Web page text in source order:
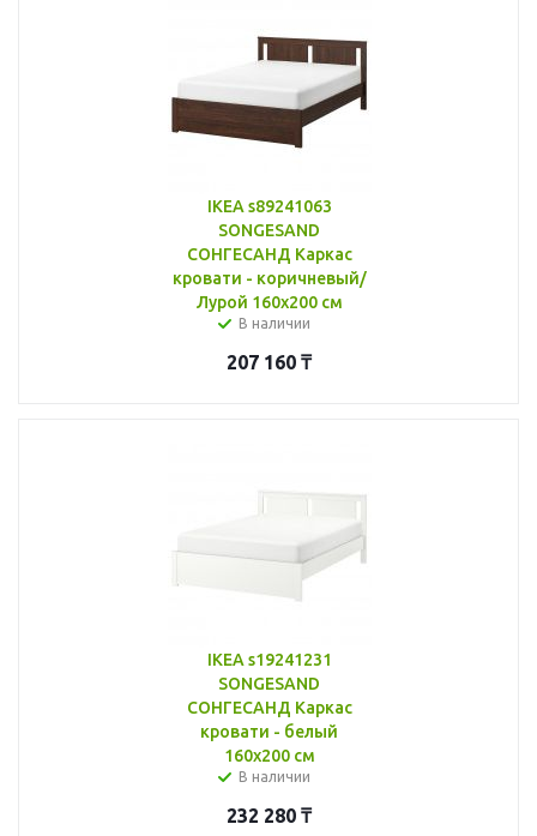
IKEA s89241063
SONGESAND
СОНГЕСАНД Каркас
кровати - коричневый/
Лурой 160x200 см
В наличии
207 160 ₸
IKEA s19241231
SONGESAND
СОНГЕСАНД Каркас
кровати - белый
160x200 см
В наличии
232 280 ₸